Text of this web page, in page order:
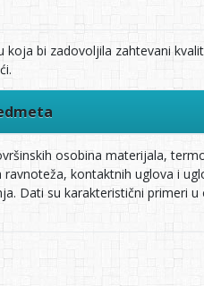
bi zadovoljila zahtevani
osobina materijala,
kontaktnih uglova i
Dati su karakteristični primeri